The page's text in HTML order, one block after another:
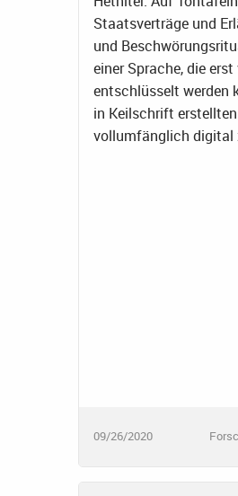
Staatsverträge und
und
einer Sprache, die
entschlüsselt werden
in Keilschrift
vollumfänglich digital
09/26/2020